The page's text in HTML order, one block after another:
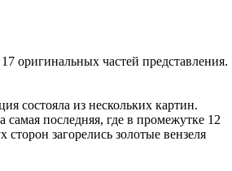
оригинальных частей представления.
состояла из нескольких картин.
последняя, где в промежутке 12
сторон загорелись золотые вензеля